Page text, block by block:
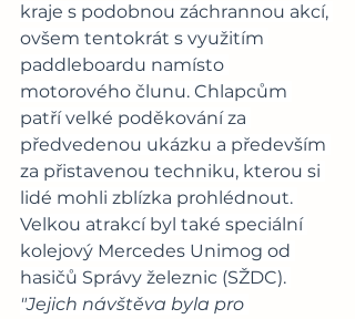
kraje s podobnou záchrannou akcí,
ovšem tentokrát s využitím
paddleboardu namísto
motorového člunu. Chlapcům
patří velké poděkování za
předvedenou ukázku a především
za přistavenou techniku, kterou si
lidé mohli zblízka prohlédnout.
Velkou atrakcí byl také speciální
kolejový Mercedes Unimog od
hasičů Správy železnic (SŽDC).
"Jejich návštěva byla pro